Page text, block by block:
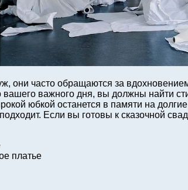
они часто обращаются за
важного дня, вы должны найти
юбкой останется в памяти на
Если вы готовы к сказочной
платье